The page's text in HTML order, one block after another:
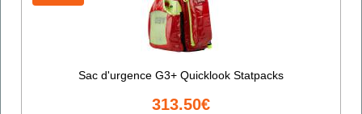
Sac d'urgence G3+ Quicklook Statpacks
313.50€